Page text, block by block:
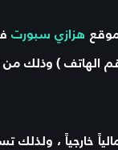
هزازي سبورت
رقم الهاتف )